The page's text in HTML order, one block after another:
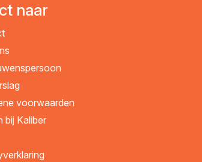
naar
voorwaarden
bij Kaliber